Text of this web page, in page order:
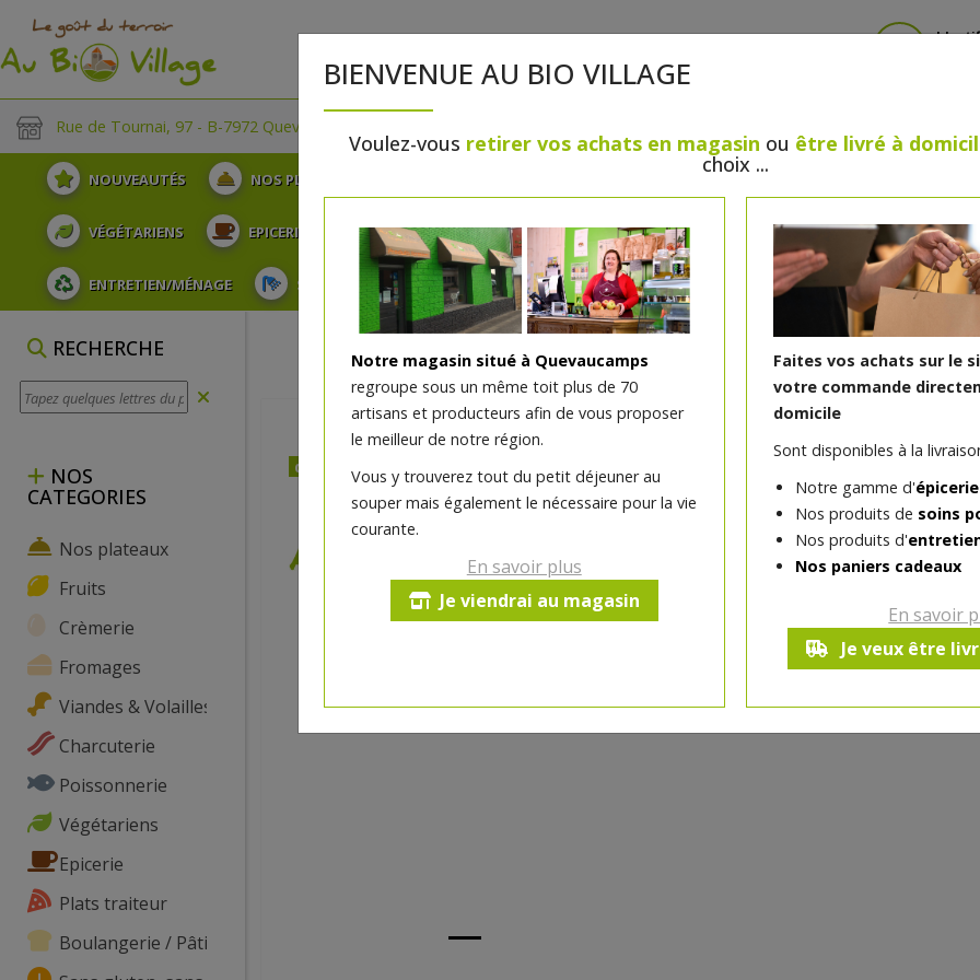
Rue de Tournai, 97 - B-7972 Quevaucamps
NOUVEAUTÉS NOS PLATEAUX
VÉGÉTARIENS EPICERIE PLATS TRAITEUR BOULANGERIE / PÂTISSERIE SANS GLUTEN, SANS
ENTRETIEN/MÉNAGE SOINS ET HYGIÈNE DU CORPS BEAUTÉ HUILES ESSENTIELLES MAISON
RECHERCHE
NOS
CATEGORIES
Nos plateaux
Fruits
Crèmerie
Fromages
Viandes & Volailles
Charcuterie
Poissonnerie
Végétariens
Epicerie
Plats traiteur
Boulangerie / Pâtisserie
BIENVENUE AU BIO VILLAGE
Voulez-vous retirer vos achats en magasin ou être livré à
choix ...
Notre magasin situé à Quevaucamps
regroupe sous un même toit plus de 70
artisans et producteurs afin de vous proposer
le meilleur de notre région.
Vous y trouverez tout du petit déjeuner au
souper mais également le nécessaire pour la vie
courante.
En savoir plus
Je viendrai au magasin
Faites vos achats sur le
votre commande
domicile
Sont disponibles à la
Notre gamme d'
Nos produits de soins
Nos produits d'
Nos paniers cadeaux
En savoir
Je veux être
dès jeudi 06/08 (10:00)
Tartinade Kids (à base
carotte et tomate) bio
1 pc +